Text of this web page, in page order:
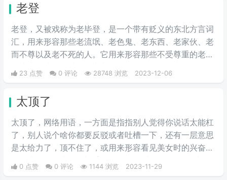
老登
老登，又被戏称为老毕登，是一个带有贬义的东北方言词
汇，用来形容那些老流氓、老色鬼、老东西、老家伙、老
而不尊以及老不死的人。它用来形容那些不受尊重的老年
23 点赞 0 评论 28748 浏览 2023-12-06
太顶了
太顶了，网络用语，一方面是指指别人觉得你说话太能杠
了，别人说个啥你都要反驳或者吐槽一下，还有一层意思
是太给力了，顶不住了，或用来形容看见美女时的兴奋心
情。大概是因为lsp看见美女以后会发生石更现象，继而
会出现一种搭帐篷的状态，称为“顶”）大部分时候都等
0 点赞 0 评论 1144 浏览 2023-11-29